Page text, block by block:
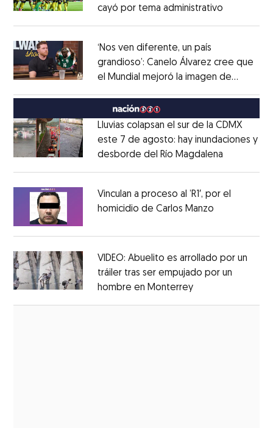
cayó por tema administrativo
‘Nos ven diferente, un país
grandioso’: Canelo Álvarez cree que
el Mundial mejoró la imagen de
MéxicoOpens in new window
Lluvias colapsan el sur de la CDMX
este 7 de agosto: hay inundaciones y
desborde del Río Magdalena
Vinculan a proceso al ’R1′, por el
homicidio de Carlos Manzo
VIDEO: Abuelito es arrollado por un
tráiler tras ser empujado por un
hombre en MonterreyOpens in new